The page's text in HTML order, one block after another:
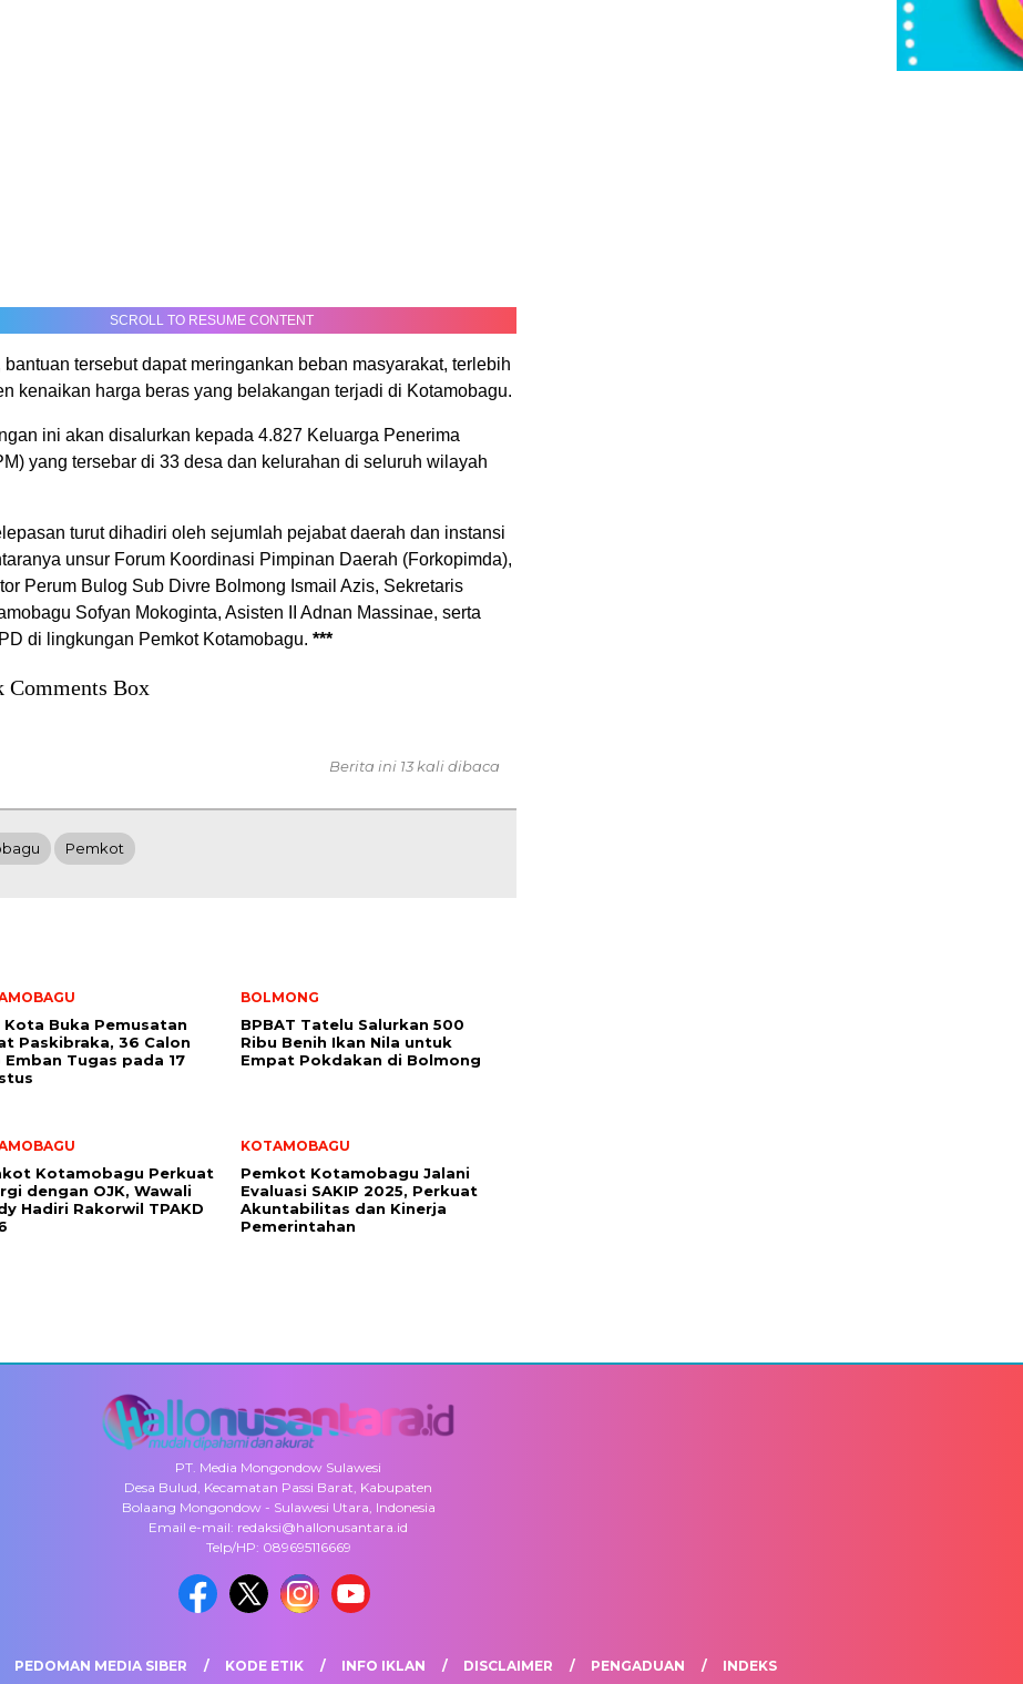
SCROLL TO RESUME CONTENT
bantuan tersebut dapat meringankan beban masyarakat, terlebih
kenaikan harga beras yang belakangan terjadi di Kotamobagu.
ini akan disalurkan kepada 4.827 Keluarga Penerima
yang tersebar di 33 desa dan kelurahan di seluruh wilayah
turut dihadiri oleh sejumlah pejabat daerah dan instansi
unsur Forum Koordinasi Pimpinan Daerah (Forkopimda),
Perum Bulog Sub Divre Bolmong Ismail Azis, Sekretaris
Sofyan Mokoginta, Asisten II Adnan Massinae, serta
di lingkungan Pemkot Kotamobagu. ***
Comments Box
Berita ini 13 kali dibaca
Pemkot
Kota Buka Pemusatan
Paskibraka, 36 Calon
Emban Tugas pada 17
BOLMONG
BPBAT Tatelu Salurkan 500
Ribu Benih Ikan Nila untuk
Empat Pokdakan di Bolmong
Kotamobagu Perkuat
dengan OJK, Wawali
Hadiri Rakorwil TPAKD
KOTAMOBAGU
Pemkot Kotamobagu Jalani
Evaluasi SAKIP 2025, Perkuat
Akuntabilitas dan Kinerja
Pemerintahan
PT. Media Mongondow Sulawesi
Desa Bulud, Kecamatan Passi Barat, Kabupaten
Bolaang Mongondow - Sulawesi Utara, Indonesia
Email e-mail: redaksi@hallonusantara.id
Telp/HP: 089695116669
PEDOMAN MEDIA SIBER KODE ETIK INFO IKLAN DISCLAIMER PENGADUAN INDEKS